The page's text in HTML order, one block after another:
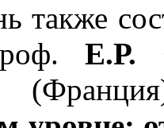
также
Е.Р.